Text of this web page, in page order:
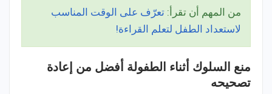
من المهم أن تقرأ: تعرّف على الوقت المناسب
لاستعداد الطفل لتعلم القراءة!
منع السلوك أثناء الطفولة أفضل من إعادة
تصحيحه